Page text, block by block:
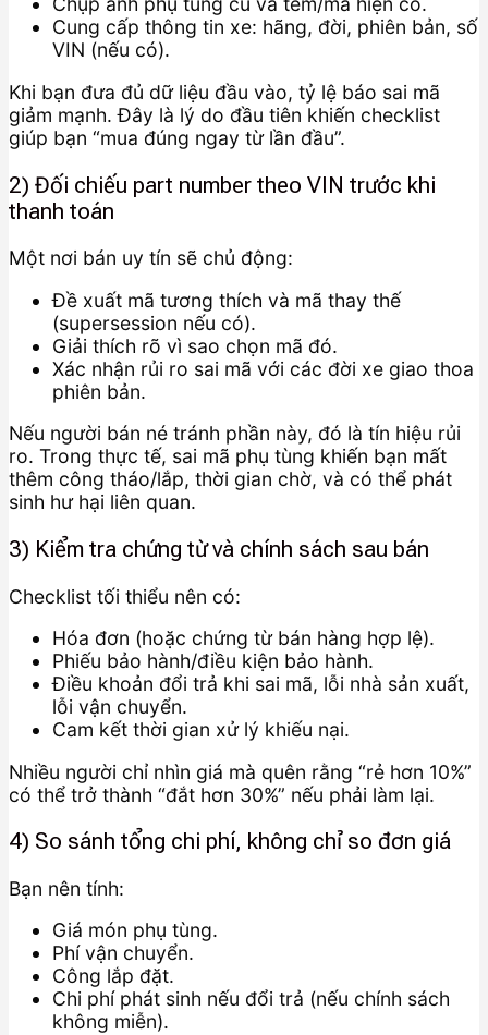
Cung cấp thông tin xe: hãng, đời, phiên bản, số
VIN (nếu có).
Khi bạn đưa đủ dữ liệu đầu vào, tỷ lệ báo sai mã
giảm mạnh. Đây là lý do đầu tiên khiến checklist
giúp bạn “mua đúng ngay từ lần đầu”.
2) Đối chiếu part number theo VIN trước khi
thanh toán
Một nơi bán uy tín sẽ chủ động:
Đề xuất mã tương thích và mã thay thế
(supersession nếu có).
Giải thích rõ vì sao chọn mã đó.
Xác nhận rủi ro sai mã với các đời xe giao thoa
phiên bản.
Nếu người bán né tránh phần này, đó là tín hiệu rủi
ro. Trong thực tế, sai mã phụ tùng khiến bạn mất
thêm công tháo/lắp, thời gian chờ, và có thể phát
sinh hư hại liên quan.
3) Kiểm tra chứng từ và chính sách sau bán
Checklist tối thiểu nên có:
Hóa đơn (hoặc chứng từ bán hàng hợp lệ).
Phiếu bảo hành/điều kiện bảo hành.
Điều khoản đổi trả khi sai mã, lỗi nhà sản xuất,
lỗi vận chuyển.
Cam kết thời gian xử lý khiếu nại.
Nhiều người chỉ nhìn giá mà quên rằng “rẻ hơn 10%”
có thể trở thành “đắt hơn 30%” nếu phải làm lại.
4) So sánh tổng chi phí, không chỉ so đơn giá
Bạn nên tính:
Giá món phụ tùng.
Phí vận chuyển.
Công lắp đặt.
Chi phí phát sinh nếu đổi trả (nếu chính sách
không miễn).